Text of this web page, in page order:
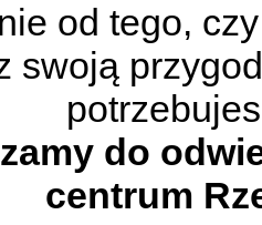
od tego,
swoją
do
centrum